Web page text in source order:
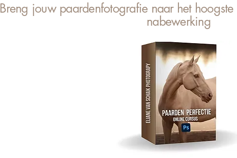
Breng jouw paardenfotografie naar het
nabewerking